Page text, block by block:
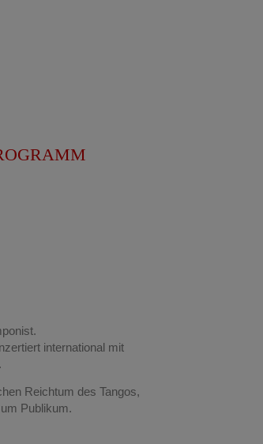
international mit
Reichtum des Tangos,
Publikum.